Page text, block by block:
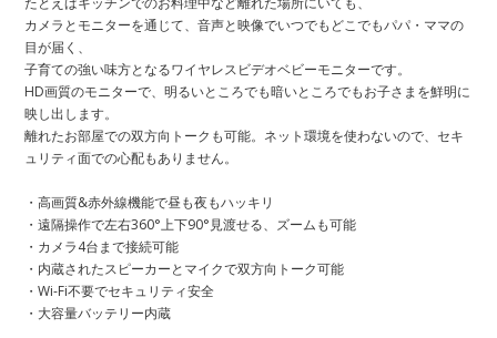
カメラとモニターを通じて、音声と映像でいつでもどこでもパパ・ママの
目が届く、
子育ての強い味方となるワイヤレスビデオベビーモニターです。
HD画質のモニターで、明るいところでも暗いところでもお子さまを鮮明に
映し出します。
離れたお部屋での双方向トークも可能。ネット環境を使わないので、セキ
ュリティ面での心配もありません。
・高画質&赤外線機能で昼も夜もハッキリ
・遠隔操作で左右360°上下90°見渡せる、ズームも可能
・カメラ4台まで接続可能
・内蔵されたスピーカーとマイクで双方向トーク可能
・Wi-Fi不要でセキュリティ安全
・大容量バッテリー内蔵